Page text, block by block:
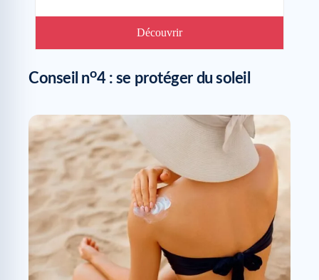
Découvrir
Conseil no4 : se protéger du soleil